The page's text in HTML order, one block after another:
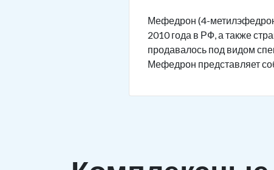
Мефедрон (4-
2010 года в РФ, а также
продавалось под видом
Мефедрон представляет